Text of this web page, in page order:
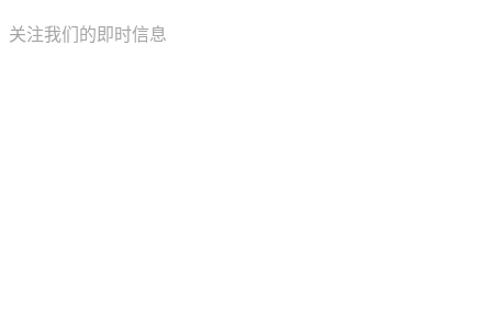
关注我们的即时信息